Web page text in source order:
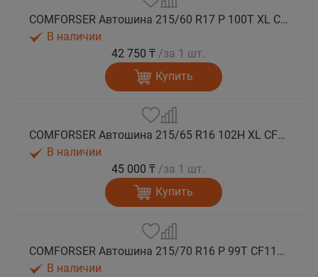
COMFORSER Автошина 215/60 R17 P 100T XL CF1100 OWL лето
В наличии
42 750 ₸ /за 1 шт.
Купить
COMFORSER Автошина 215/65 R16 102H XL CF1100 RWL лето
В наличии
45 000 ₸ /за 1 шт.
Купить
COMFORSER Автошина 215/70 R16 P 99T CF1100 RWL лето
В наличии